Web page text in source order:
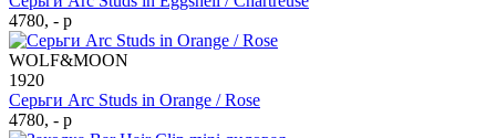
4780, - р
WOLF&MOON
1920
Серьги Arc Studs in Orange / Rose
4780, - р